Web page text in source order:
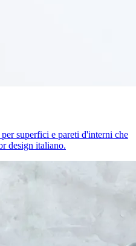
superfici e pareti d'interni che
design italiano.